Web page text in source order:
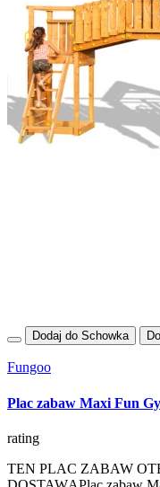
Dodaj do Schowka
Fungoo
Plac zabaw Maxi Fun
rating
TEN PLAC ZABAW